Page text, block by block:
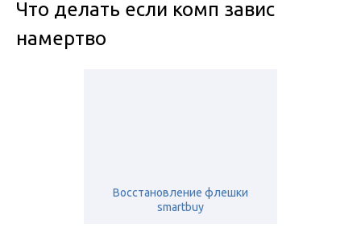
Что делать если комп завис
намертво
Восстановление флешки
smartbuy